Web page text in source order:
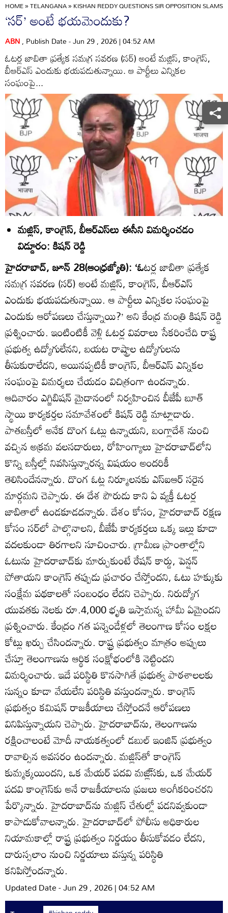
HOME»TELANGANA»KISHAN REDDY QUESTIONS SIR OPPOSITION
‘సర్‌’ అంటే భయమెందుకు?
ABN, Publish Date - Jun 29 , 2026 | 04:52 AM
ఓటర్ల జాబితా ప్రత్యేక సమగ్ర సవరణ (సర్‌) అంటే మజ్లిస్‌, కాంగ్రెస్‌,
బీఆర్‌ఎస్‌ ఎందుకు భయపడుతున్నాయి. ఆ పార్టీలు ఎన్నికల
సంఘంపై...
మజ్లిస్‌, కాంగ్రెస్‌, బీఆర్‌ఎస్‌లు ఈసీని విమర్శించడం
విడ్డూరం: కిషన్‌ రెడ్డి
హైదరాబాద్‌, జూన్‌ 28(ఆంధ్రజ్యోతి): ‘ఓటర్ల జాబితా ప్రత్యేక
సమగ్ర సవరణ (సర్‌) అంటే మజ్లిస్‌, కాంగ్రెస్‌, బీఆర్‌ఎస్‌
ఎందుకు భయపడుతున్నాయి. ఆ పార్టీలు ఎన్నికల సంఘంపై
ఎందుకు ఆరోపణలు చేస్తున్నాయి?’ అని కేంద్ర మంత్రి కిషన్‌ రెడ్డి
ప్రశ్నించారు. ఇంటింటికీ వెళ్లి ఓటర్ల వివరాలు సేకరించేది రాష్ట్ర
ప్రభుత్వ ఉద్యోగులేనని, బయట రాష్ట్రాల ఉద్యోగులను
తీసుకురాలేదని, అయినప్పటికీ కాంగ్రెస్‌, బీఆర్‌ఎస్‌ ఎన్నికల
సంఘంపై విమర్శలు చేయడం విచిత్రంగా ఉందన్నారు.
ఆదివారం ఎగ్జిబిషన్‌ మైదానంలో నిర్వహించిన బీజేపీ బూత్‌
స్థాయి కార్యకర్తల సమావేశంలో కిషన్‌ రెడ్డి మాట్లాడారు.
పాతబస్తీలో అనేక దొంగ ఓట్లు ఉన్నాయని, బంగ్లాదేశ్‌ నుంచి
వచ్చిన అక్రమ వలసదారులు, రోహింగ్యాలు హైదరాబాద్‌లోని
కొన్ని బస్తీల్లో నివసిస్తున్నారన్న విషయం అందరికీ
తెలిసిందేనన్నారు. దొంగ ఓట్ల నిర్మూలనకు ఎస్‌ఐఆర్‌ సరైన
మార్గమని చెప్పారు. ఈ దేశ పౌరుడు కాని ఏ వ్యక్తీ ఓటర్ల
జాబితాలో ఉండకూడదన్నారు. దేశం కోసం, హైదరాబాద్‌ రక్షణ
కోసం సర్‌లో పాల్గొనాలని, బీజేపీ కార్యకర్తలు ఒక్క ఇల్లు కూడా
వదలకుండా తిరగాలని సూచించారు. గ్రామీణ ప్రాంతాల్లోని
ఓటును హైదరాబాద్‌కు మార్చుకుంటే రేషన్‌ కార్డు, పెన్షన్‌
పోతాయని కాంగ్రెస్‌ తప్పుడు ప్రచారం చేస్తోందని, ఓటు హక్కుకు
సంక్షేమ పథకాలతో సంబంధం లేదని చెప్పారు. నిరుద్యోగ
యువతకు నెలకు రూ.4,000 భృతి ఇస్తామన్న హామీ ఏమైందని
ప్రశ్నించారు. కేంద్రం గత పన్నెండేళ్లలో తెలంగాణ కోసం లక్షల
కోట్లు ఖర్చు చేసిందన్నారు. రాష్ట్ర ప్రభుత్వం మాత్రం అప్పులు
చేస్తూ తెలంగాణను ఆర్థిక సంక్షోభంలోకి నెట్టిందని
విమర్శించారు. ఇదే పరిస్థితి కొనసాగితే ప్రభుత్వ పాఠశాలలకు
సున్నం కూడా వేయలేని పరిస్థితి వస్తుందన్నారు. కాంగ్రెస్‌
ప్రభుత్వం కమిషన్‌ రాజకీయాలు చేస్తోందనే ఆరోపణలు
వినిపిస్తున్నాయని చెప్పారు. హైదరాబాద్‌ను, తెలంగాణను
రక్షించాలంటే మోదీ నాయకత్వంలో డబుల్‌ ఇంజిన్‌ ప్రభుత్వం
రావాల్సిన అవసరం ఉందన్నారు. మజ్లిస్‌తో కాంగ్రెస్‌
కుమ్మక్కయిందని, ఒక మేయర్‌ పదవి మజ్లి్‌సకు, ఒక మేయర్‌
పదవి కాంగ్రెస్‌కు అనే రాజకీయాలను ప్రజలు అంగీకరించరని
పేర్కొన్నారు. హైదరాబాద్‌ను మజ్లిస్‌ చేతుల్లో పడనివ్వకుండా
కాపాడుకోవాలన్నారు. హైదరాబాద్‌లో పోలీసు అధికారుల
నియామకాల్లో రాష్ట్ర ప్రభుత్వం నిర్ణయం తీసుకోవడం లేదని,
దారుస్సలాం నుంచి నిర్ణయాలు వస్తున్న పరిస్థితి
కనిపిస్తోందన్నారు.
Updated Date - Jun 29 , 2026 | 04:52 AM